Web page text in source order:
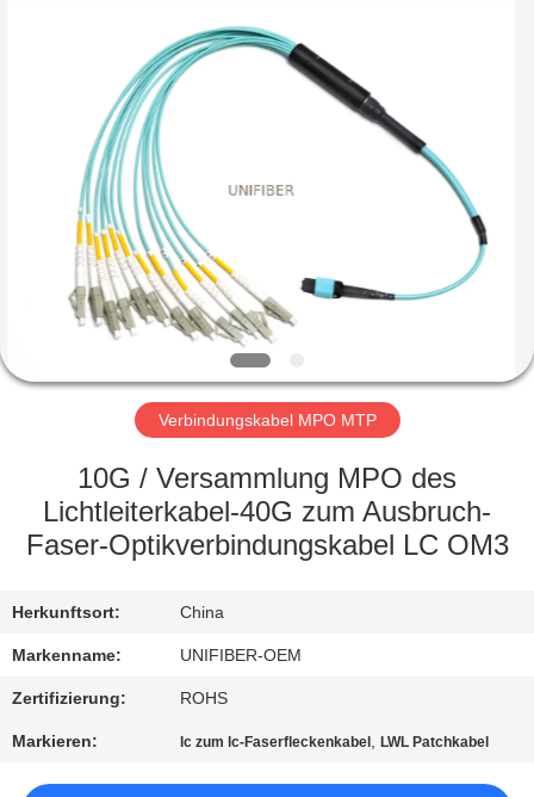
PRODUKTE
ÜBER
UNS
FABRIK-
AUSFLUG
QUALITÄTSKONTROLLE
SIE
MIT
UNS
IN
VERBINDUNG
Verbindungskabel MPO MTP
10G / Versammlung MPO des
Lichtleiterkabel-40G zum Ausbruch-
Faser-Optikverbindungskabel LC OM3
Herkunftsort: China
Markenname: UNIFIBER-OEM
Zertifizierung: ROHS
Markieren: lc zum lc-Faserfleckenkabel ,LWL Patchkabel